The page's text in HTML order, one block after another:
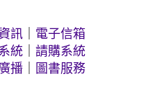
訊
電子信箱
統 ｜請購系統
播 圖書服務